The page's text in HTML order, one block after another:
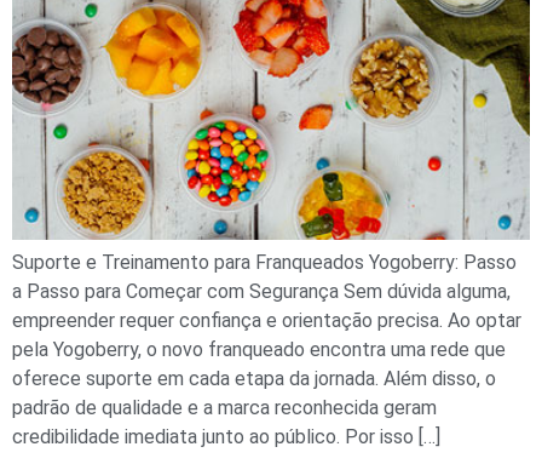
Suporte e Treinamento para Franqueados Yogoberry: Passo
a Passo para Começar com Segurança Sem dúvida alguma,
empreender requer confiança e orientação precisa. Ao optar
pela Yogoberry, o novo franqueado encontra uma rede que
oferece suporte em cada etapa da jornada. Além disso, o
padrão de qualidade e a marca reconhecida geram
credibilidade imediata junto ao público. Por isso […]